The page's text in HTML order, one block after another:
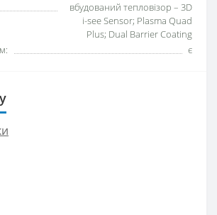
вбудований тепловізор – 3D
i-see Sensor; Plasma Quad
Plus; Dual Barrier Coating
є